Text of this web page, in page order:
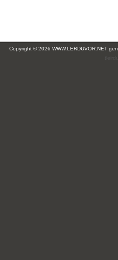
Copyright © 2026 WWW.LERDUVOR.NET